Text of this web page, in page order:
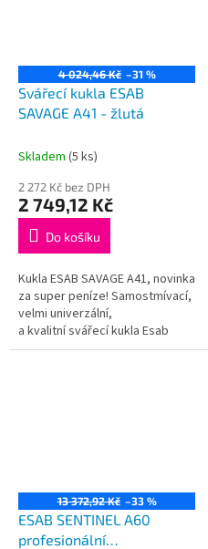
4 024,46 Kč –31 %
Svářecí kukla ESAB
SAVAGE A41 - žlutá
Skladem (5 ks)
2 272 Kč bez DPH
2 749,12 Kč
Do košíku
Kukla ESAB SAVAGE A41, novinka
za super peníze! Samostmívací,
velmi univerzální,
a kvalitní svářecí kukla Esab
Savage A41 od světového
13 372,92 Kč –33 %
ESAB SENTINEL A60
profesionální